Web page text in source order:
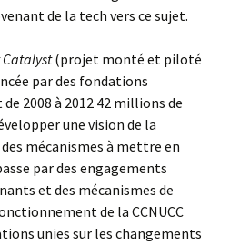
de la tech vers ce sujet.
(projet monté et piloté
par des fondations
2008 à 2012 42 millions de
une vision de la
mécanismes à mettre en
par des engagements
et des mécanismes de
de la CCNUCC
unies sur les changements